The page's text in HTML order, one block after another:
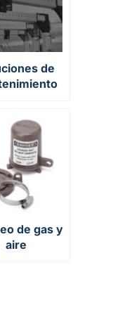
de
de gas y
aire